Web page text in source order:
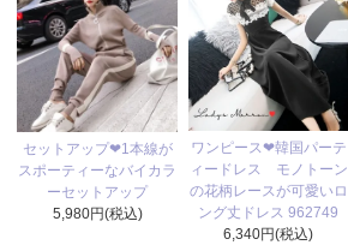
セットアップ❤1本線が
スポーティーなバイカラ
ーセットアップ
5,980円(税込)
ワンピース❤韓国パーテ
ィードレス モノトーン
の花柄レースが可愛いロ
ング丈ドレス 962749
6,340円(税込)